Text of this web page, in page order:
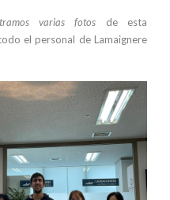
varias fotos de esta
el personal de Lamaignere